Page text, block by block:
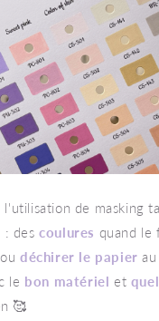
de masking
: descoulures quand le
déchirer le papier
le bon matériel et
🥰